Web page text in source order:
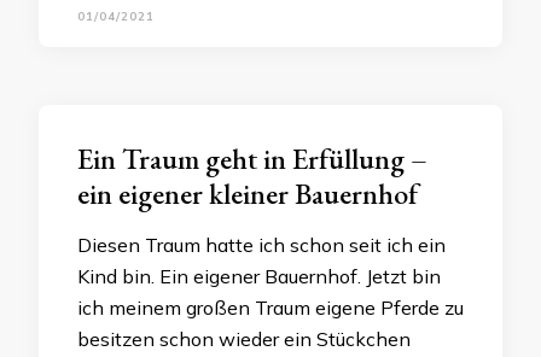
01/04/2021
Ein Traum geht in Erfüllung –
ein eigener kleiner Bauernhof
Diesen Traum hatte ich schon seit ich ein
Kind bin. Ein eigener Bauernhof. Jetzt bin
ich meinem großen Traum eigene Pferde zu
besitzen schon wieder ein Stückchen